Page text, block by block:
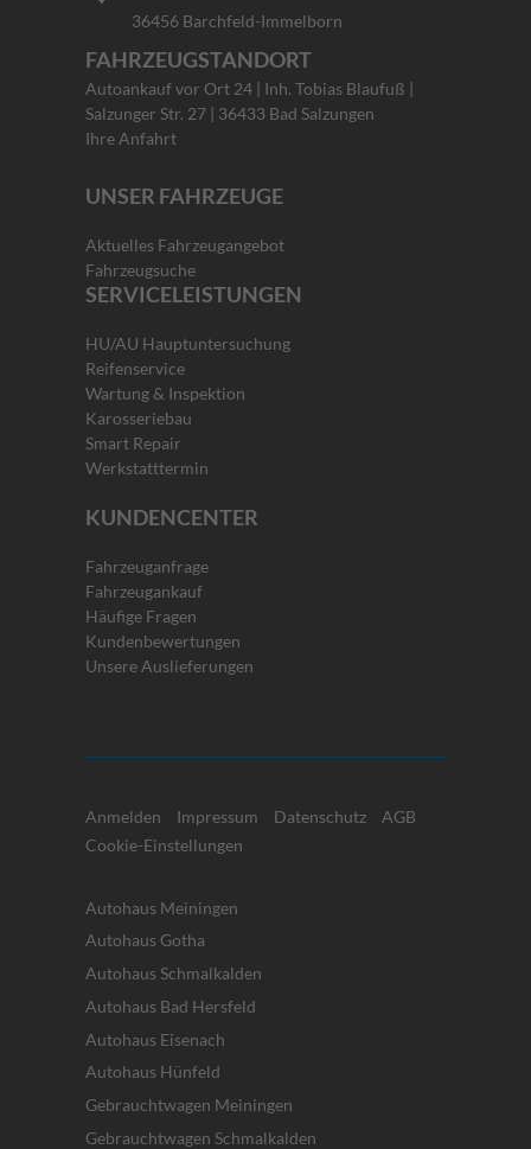
36456 Barchfeld-Immelborn
FAHRZEUGSTANDORT
Autoankauf vor Ort 24 | Inh. Tobias Blaufuß |
Salzunger Str. 27 | 36433 Bad Salzungen
Ihre Anfahrt
UNSER FAHRZEUGE
Aktuelles Fahrzeugangebot
Fahrzeugsuche
SERVICELEISTUNGEN
HU/AU Hauptuntersuchung
Reifenservice
Wartung & Inspektion
Karosseriebau
Smart Repair
Werkstatttermin
KUNDENCENTER
Fahrzeuganfrage
Fahrzeugankauf
Häufige Fragen
Kundenbewertungen
Unsere Auslieferungen
Anmelden Impressum Datenschutz
AGB
Cookie-Einstellungen
Autohaus Meiningen
Autohaus Gotha
Autohaus Schmalkalden
Autohaus Bad Hersfeld
Autohaus Eisenach
Autohaus Hünfeld
Gebrauchtwagen Meiningen
Gebrauchtwagen Schmalkalden